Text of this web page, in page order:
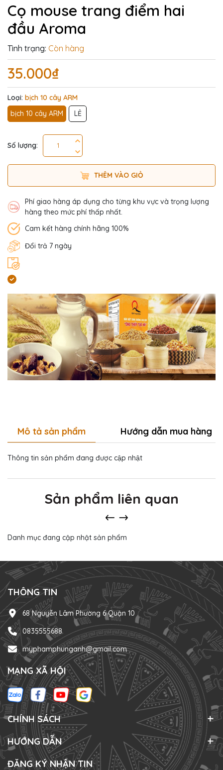
Cọ mouse trang điểm hai
đầu Aroma
Tình trạng: Còn hàng
35.000₫
Loại: bịch 10 cây ARM
bịch 10 cây ARM
LẺ
Số lượng:
THÊM VÀO GIỎ
Phí giao hàng áp dụng cho từng khu vực và trọng lượng
hàng theo mức phí thấp nhất.
Cam kết hàng chính hãng 100%
Đổi trả 7 ngày
Mô tả sản phẩm Hướng dẫn mua hàng
Thông tin sản phẩm đang được cập nhật
Sản phẩm liên quan
Danh mục đang cập nhật sản phẩm
THÔNG TIN
68 Nguyễn Lâm Phường 6 Quận 10
0835555688
myphamphunganh@gmail.com
MẠNG XÃ HỘI
CHÍNH SÁCH
HƯỚNG DẪN
ĐĂNG KÝ NHẬN TIN